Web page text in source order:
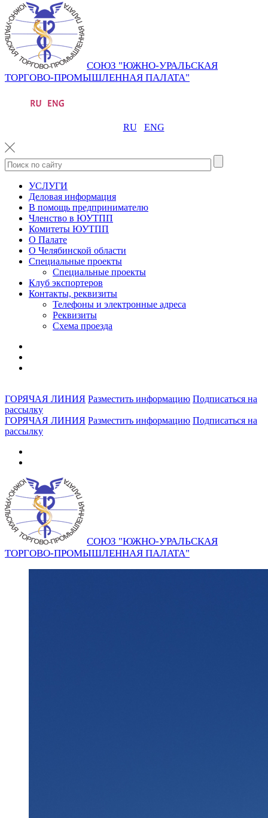
СОЮЗ "ЮЖНО-УРАЛЬСКАЯ
ТОРГОВО-ПРОМЫШЛЕННАЯ ПАЛАТА"
RU ENG
УСЛУГИ
Деловая информация
В помощь предпринимателю
Членство в ЮУТПП
Комитеты ЮУТПП
О Палате
О Челябинской области
Специальные проекты
Специальные проекты
Клуб экспортеров
Контакты, реквизиты
Телефоны и электронные адреса
Реквизиты
Схема проезда
ГОРЯЧАЯ ЛИНИЯ Разместить информацию Подписаться на
рассылку
ГОРЯЧАЯ ЛИНИЯ Разместить информацию Подписаться на
рассылку
СОЮЗ "ЮЖНО-УРАЛЬСКАЯ
ТОРГОВО-ПРОМЫШЛЕННАЯ ПАЛАТА"